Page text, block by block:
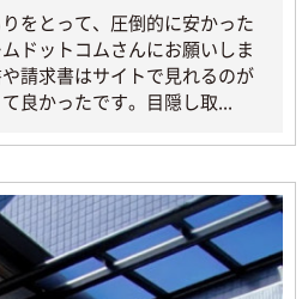
をとって、圧倒的に安かった
ドットコムさんにお願いしま
請求書はサイトで見れるのが
良かったです。目隠し取...